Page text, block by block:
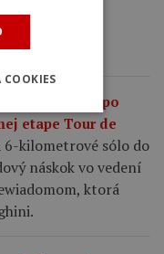
žltého dresu po
etape Tour de
kilometrové sólo do
náskok vo vedení
ktorá